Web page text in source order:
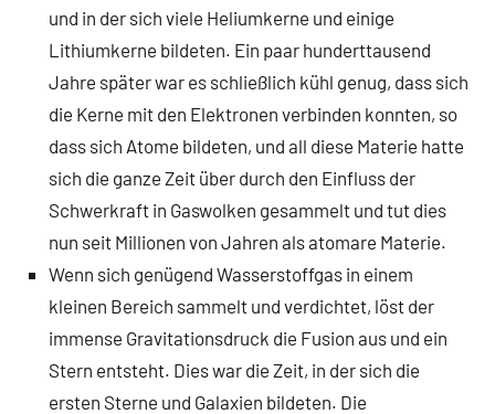
und in der sich viele Heliumkerne und einige
Lithiumkerne bildeten. Ein paar hunderttausend
Jahre später war es schließlich kühl genug, dass sich
die Kerne mit den Elektronen verbinden konnten, so
dass sich Atome bildeten, und all diese Materie hatte
sich die ganze Zeit über durch den Einfluss der
Schwerkraft in Gaswolken gesammelt und tut dies
nun seit Millionen von Jahren als atomare Materie.
Wenn sich genügend Wasserstoffgas in einem
kleinen Bereich sammelt und verdichtet, löst der
immense Gravitationsdruck die Fusion aus und ein
Stern entsteht. Dies war die Zeit, in der sich die
ersten Sterne und Galaxien bildeten. Die